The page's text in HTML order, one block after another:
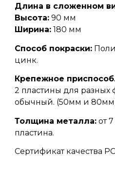
Длина в сложенном
Высота: 90 мм
Ширина: 180 мм
Способ покраски:
цинк.
Крепежное
2 пластины для
обычный. (50мм и
Толщина металла: от
пластина.
Сертификат качества